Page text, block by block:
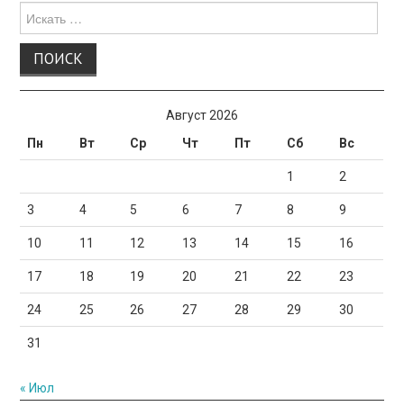
для:
Август 2026
Пн
Вт Ср Чт Пт Сб Вс
1 2
3 4 5 6 7 8 9
10 11 12 13 14 15 16
17 18 19 20 21 22 23
24 25 26 27 28 29 30
31
« Июл